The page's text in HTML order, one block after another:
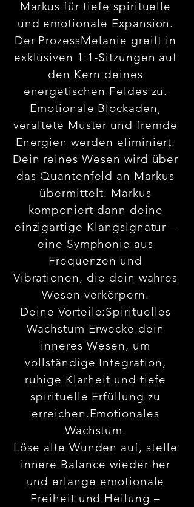
Markus für tiefe spirituelle
und emotionale Expansion.
Der ProzessMelanie greift in
exklusiven 1:1-Sitzungen auf
den Kern deines
energetischen Feldes zu.
Emotionale Blockaden,
veraltete Muster und fremde
Energien werden eliminiert.
Dein reines Wesen wird über
das Quantenfeld an Markus
übermittelt. Markus
komponiert dann deine
einzigartige Klangsignatur –
eine Symphonie aus
Frequenzen und
Vibrationen, die dein wahres
Wesen verkörpern.
Deine Vorteile:Spirituelles
Wachstum Erwecke dein
inneres Wesen, um
vollständige Integration,
ruhige Klarheit und tiefe
spirituelle Erfüllung zu
erreichen.Emotionales
Wachstum.
Löse alte Wunden auf, stelle
innere Balance wieder her
und erlange emotionale
Freiheit und Heilung –